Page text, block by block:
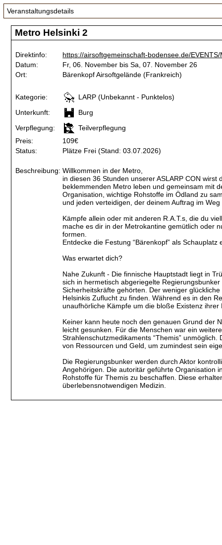
Veranstaltungsdetails
Metro Helsinki 2
Direktinfo:
https://airsoftgemeinschaft-bodensee.de/
Datum:
Fr, 06. November bis Sa, 07. November 26
Ort:
Bärenkopf Airsoftgelände (Frankreich)
Kategorie:
LARP (Unbekannt - Punktelos)
Unterkunft:
Burg
Verpflegung:
Teilverpflegung
Preis:
109€
Status:
Plätze Frei (Stand: 03.07.2026)
Beschreibung: Willkommen in der Metro,
in diesen 36 Stunden unserer ASLARP CON
beklemmenden Metro leben und gemeinsam mit
Organisation, wichtige Rohstoffe im Ödland zu
und jeden verteidigen, der deinem Auftrag im Weg
Kämpfe allein oder mit anderen R.A.T.s, die du
mache es dir in der Metrokantine gemütlich oder
formen.
Entdecke die Festung “Bärenkopf” als
Was erwartet dich?
Nahe Zukunft - Die finnische Hauptstadt liegt in
sich in hermetisch abgeriegelte
Sicherheitskräfte gehörten. Der weniger
Helsinkis Zuflucht zu finden. Während es in den
unaufhörliche Kämpfe um die bloße Existenz
Keiner kann heute noch den genauen Grund der
leicht gesunken. Für die Menschen war ein
Strahlenschutzmedikaments “Themis”
von Ressourcen und Geld, um zumindest sein
Die Regierungsbunker werden durch Aktor
Angehörigen. Die autoritär geführte Organisation
Rohstoffe für Themis zu beschaffen. Diese
überlebensnotwendigen Medizin.